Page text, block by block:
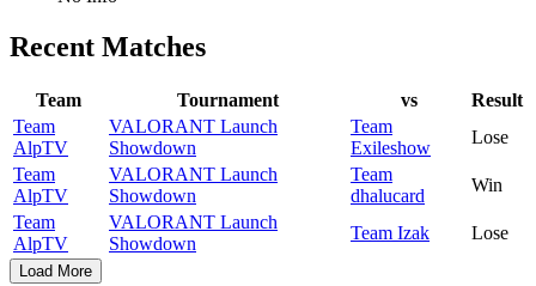
Recent Matches
Team Tournament vs
Result
Team
AlpTV
VALORANT Launch
Showdown
Team
Exileshow
Lose
Team
AlpTV
VALORANT Launch
Showdown
Team
dhalucard
Win
Team
AlpTV
VALORANT Launch
Showdown
Team Izak Lose
Load More